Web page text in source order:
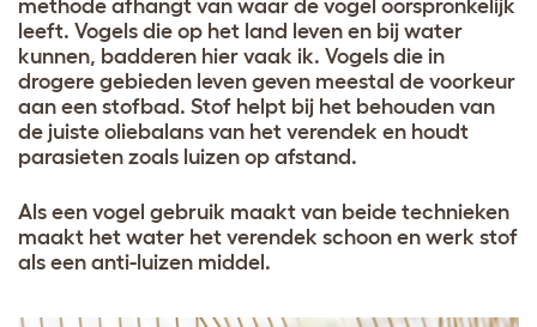
methode afhangt van waar de vogel oorspronkelijk
leeft. Vogels die op het land leven en bij water
kunnen, badderen hier vaak ik. Vogels die in
drogere gebieden leven geven meestal de voorkeur
aan een stofbad. Stof helpt bij het behouden van
de juiste oliebalans van het verendek en houdt
parasieten zoals luizen op afstand.
Als een vogel gebruik maakt van beide technieken
maakt het water het verendek schoon en werk stof
als een anti-luizen middel.